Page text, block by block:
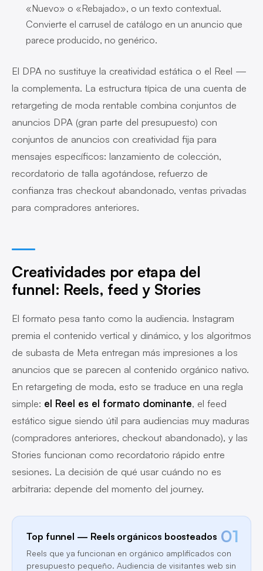
«Nuevo» o «Rebajado», o un texto contextual.
Convierte el carrusel de catálogo en un anuncio que
parece producido, no genérico.
El DPA no sustituye la creatividad estática o el Reel —
la complementa. La estructura típica de una cuenta de
retargeting de moda rentable combina conjuntos de
anuncios DPA (gran parte del presupuesto) con
conjuntos de anuncios con creatividad fija para
mensajes específicos: lanzamiento de colección,
recordatorio de talla agotándose, refuerzo de
confianza tras checkout abandonado, ventas privadas
para compradores anteriores.
Creatividades por etapa del
funnel: Reels, feed y Stories
El formato pesa tanto como la audiencia. Instagram
premia el contenido vertical y dinámico, y los algoritmos
de subasta de Meta entregan más impresiones a los
anuncios que se parecen al contenido orgánico nativo.
En retargeting de moda, esto se traduce en una regla
simple: el Reel es el formato dominante, el feed
estático sigue siendo útil para audiencias muy maduras
(compradores anteriores, checkout abandonado), y las
Stories funcionan como recordatorio rápido entre
sesiones. La decisión de qué usar cuándo no es
arbitraria: depende del momento del journey.
01
Top funnel — Reels orgánicos boosteados
Reels que ya funcionan en orgánico amplificados con
presupuesto pequeño. Audiencia de visitantes web sin